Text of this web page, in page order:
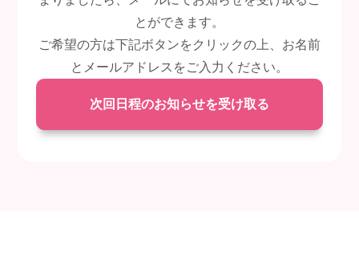
とができます。
ご希望の方は下記ボタンをクリックの上、お名前
とメールアドレスをご入力ください。
次回日程のお知らせを受け取る